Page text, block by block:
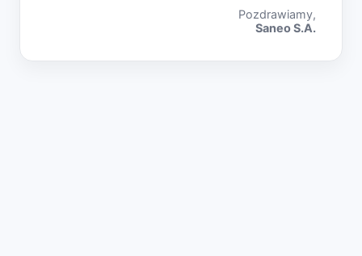
Pozdrawiamy,
Saneo S.A.